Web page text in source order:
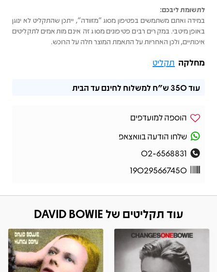
לתשומת ליבכם:
במידה ואתם משתמשים בפטיפון מסוג "מזוודה", ייתכן שהתקליט לא ינוגן
באופן מיטבי. במקרים רבים פטיפונים מסוג זה אינם מותאמים לתקליטים
איכותיים, ולכן האחריות על התאמת המוצר חלה על הרוכש.
מחלקה תקליט
עוד350 ש"ח למשלוח לחינם עד הבית
הוספה למועדפים
שלחו הודעה בוואצאפ
02-6568831
190295667450
עוד תקליטים של DAVID BOWIE